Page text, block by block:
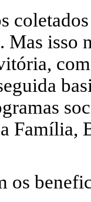
Mas isso
Família,
os